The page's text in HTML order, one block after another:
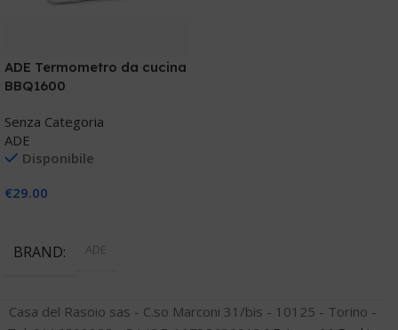
ADE Termometro da cucina
BBQ1600
Senza Categoria
ADE
Disponibile
€29.00
BRAND ADE
Casa del Rasoio sas - C.so Marconi 31/bis - 10125 - Torino -